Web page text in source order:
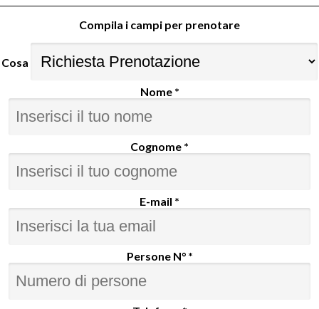
Compila i campi per prenotare
Cosa
Nome *
Cognome *
E-mail *
Persone N° *